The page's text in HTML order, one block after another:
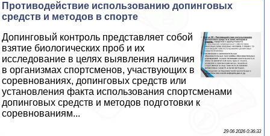
Противодействие использованию допинговых
средств и методов в спорте
Допинговый контроль представляет собой
взятие биологических проб и их
исследование в целях выявления наличия
в организмах спортсменов, участвующих в
соревнованиях, допинговых средств или
установления факта использования спортсменами
допинговых средств и методов подготовки к
соревнованиям...
29 06 2026 0:36:33